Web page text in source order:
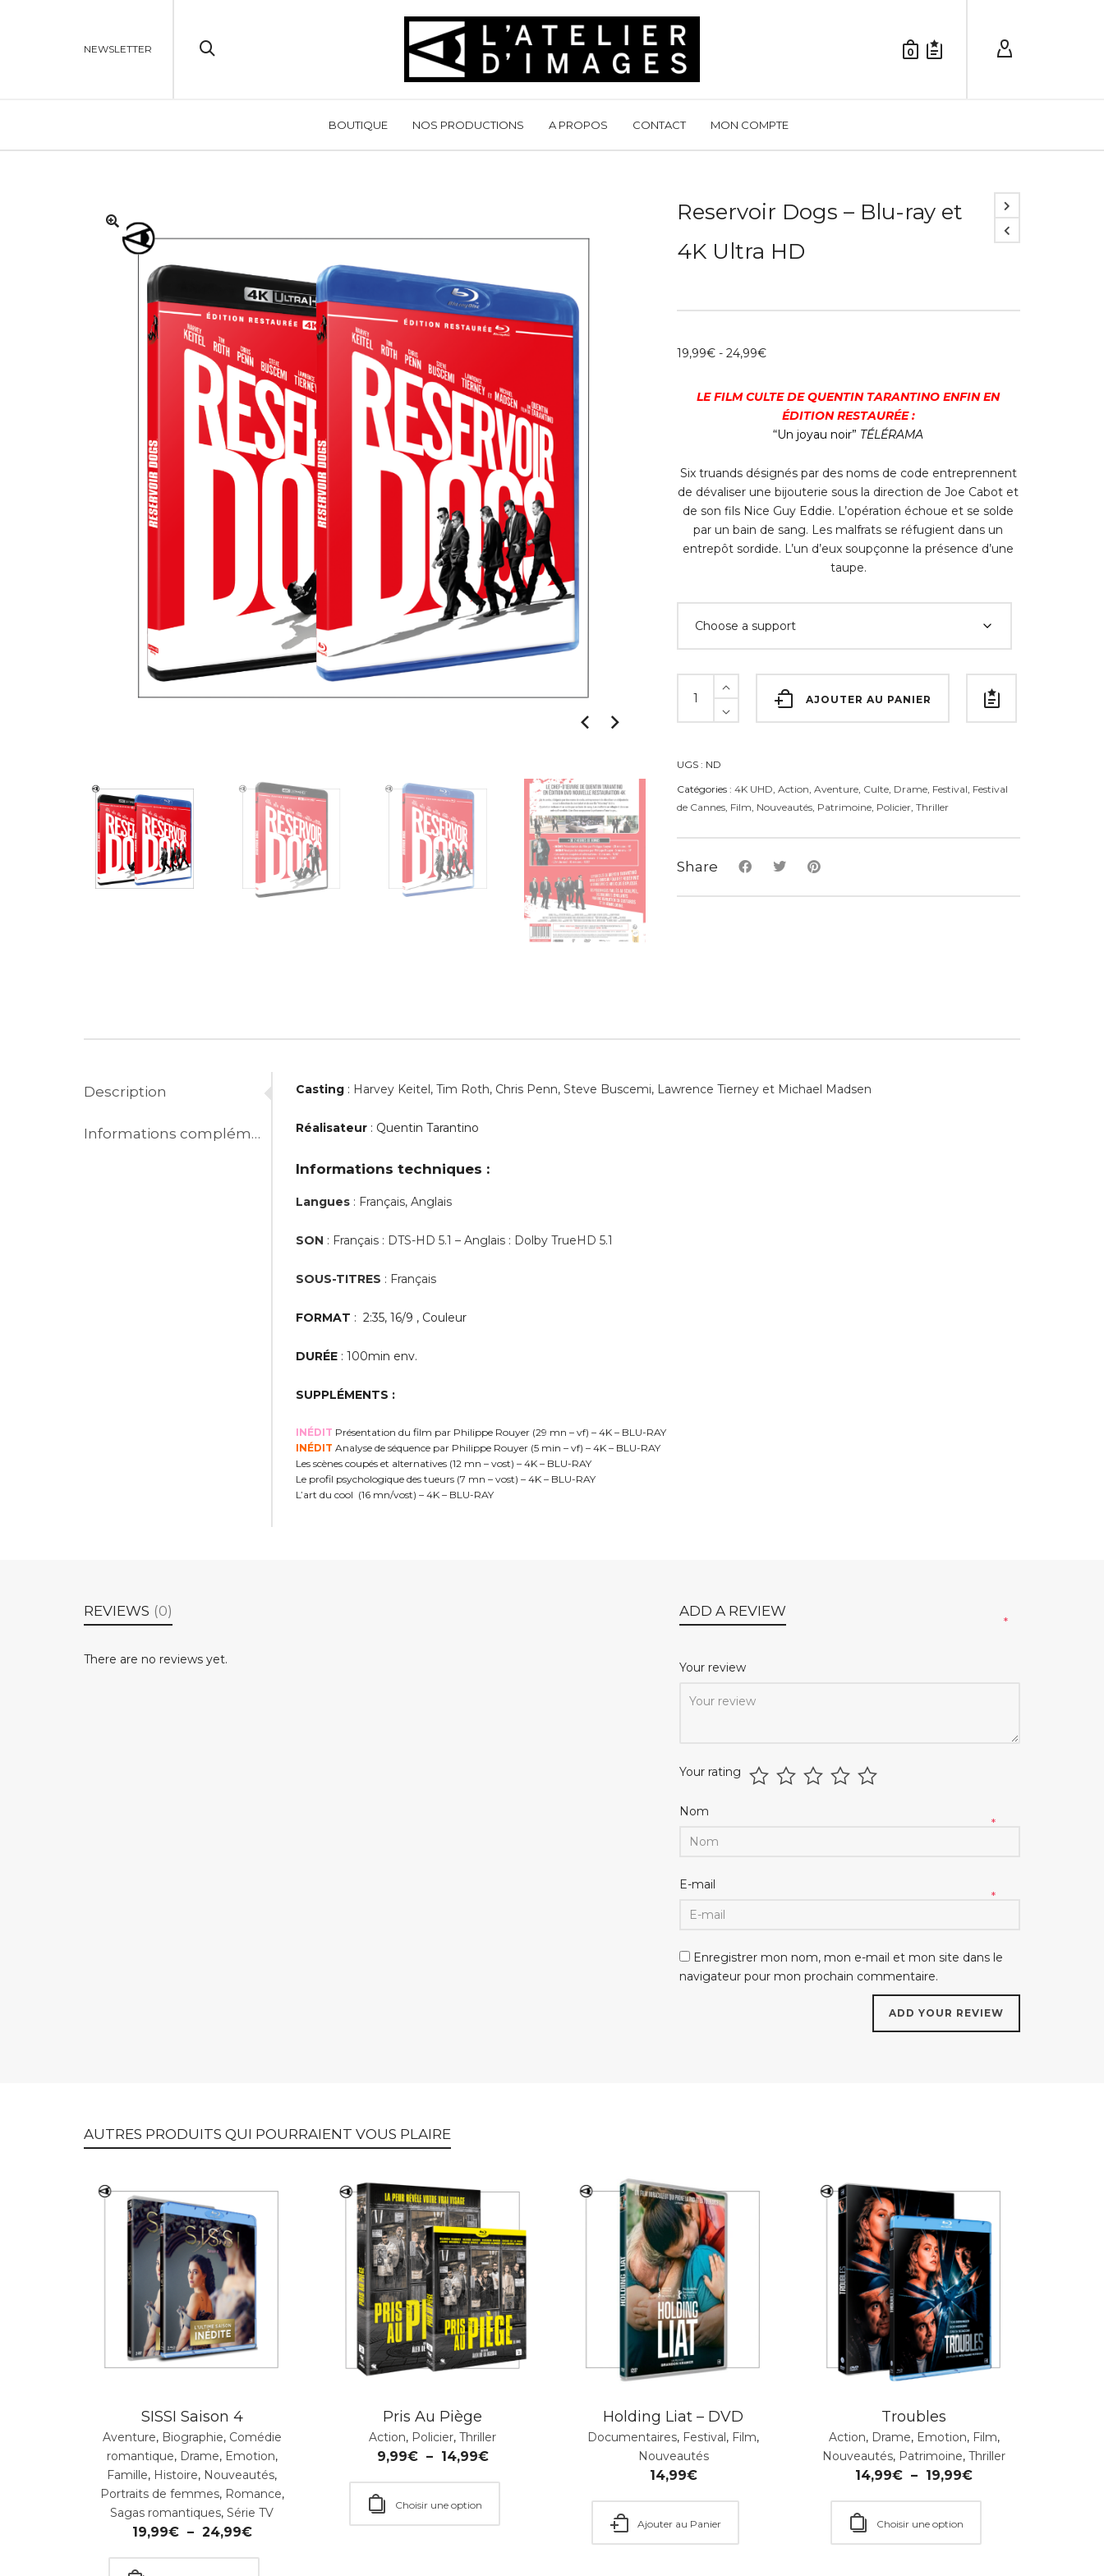
NEWSLETTER 0
BOUTIQUE NOS PRODUCTIONS A PROPOS CONTACT MON COMPTE
Reservoir Dogs – Blu-ray et
4K Ultra HD
19,99€- 24,99€
LE FILM CULTE DE QUENTIN TARANTINO ENFIN EN
ÉDITION RESTAURÉE :
“Un joyau noir” TÉLÉRAMA
Six truands désignés par des noms de code entreprennent
de dévaliser une bijouterie sous la direction de Joe Cabot et
de son fils Nice Guy Eddie. L’opération échoue et se solde
par un bain de sang. Les malfrats se réfugient dans un
entrepôt sordide. L’un d’eux soupçonne la présence d’une
taupe.
AJOUTER AU PANIER
UGS : ND
Catégories : 4K UHD, Action, Aventure, Culte, Drame, Festival, Festival
de Cannes, Film, Nouveautés, Patrimoine, Policier, Thriller
Share
Description
Informations complémentaires
Casting : Harvey Keitel, Tim Roth, Chris Penn, Steve Buscemi, Lawrence Tierney et Michael Madsen
Réalisateur : Quentin Tarantino
Informations techniques :
Langues : Français, Anglais
SON : Français : DTS-HD 5.1 – Anglais : Dolby TrueHD 5.1
SOUS-TITRES : Français
FORMAT : 2:35, 16/9 , Couleur
DURÉE : 100min env.
SUPPLÉMENTS :
INÉDIT Présentation du film par Philippe Rouyer (29 mn – vf) – 4K – BLU-RAY
INÉDIT Analyse de séquence par Philippe Rouyer (5 min – vf) – 4K – BLU-RAY
Les scènes coupés et alternatives (12 mn – vost) – 4K – BLU-RAY
Le profil psychologique des tueurs (7 mn – vost) – 4K – BLU-RAY
L’art du cool (16 mn/vost) – 4K – BLU-RAY
REVIEWS (0)
There are no reviews yet.
ADD A REVIEW
Your review
*
Your rating
Nom
*
E-mail
*
Enregistrer mon nom, mon e-mail et mon site dans le
navigateur pour mon prochain commentaire.
AUTRES PRODUITS QUI POURRAIENT VOUS PLAIRE
SISSI Saison 4
Aventure, Biographie, Comédie
romantique, Drame, Emotion,
Famille, Histoire, Nouveautés,
Portraits de femmes, Romance,
Sagas romantiques, Série TV
19,99€ – 24,99€
Pris Au Piège
Action, Policier, Thriller
9,99€ – 14,99€
Choisir une option
Holding Liat – DVD
Documentaires, Festival, Film,
Nouveautés
14,99€
Ajouter au Panier
Troubles
Action, Drame, Emotion, Film,
Nouveautés, Patrimoine, Thriller
14,99€ – 19,99€
Choisir une option